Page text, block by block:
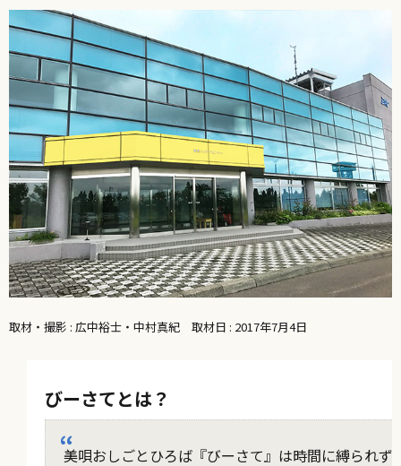
取材・撮影 : 広中裕士・中村真紀 取材日 : 2017年7月4日
びーさてとは？
美唄おしごとひろば『びーさて』は時間に縛られず